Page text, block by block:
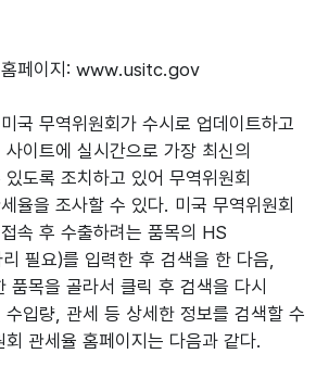
홈페이지: www.usitc.gov
국 무역위원회가 수시로 업데이트하고
이트에 실시간으로 가장 최신의
도록 조치하고 있어 무역위원회
율을 조사할 수 있다. 미국 무역위원회
속 후 수출하려는 품목의 HS
필요)를 입력한 후 검색을 한 다음,
품목을 골라서 클릭 후 검색을 다시
입량, 관세 등 상세한 정보를 검색할 수
회 관세율 홈페이지는 다음과 같다.